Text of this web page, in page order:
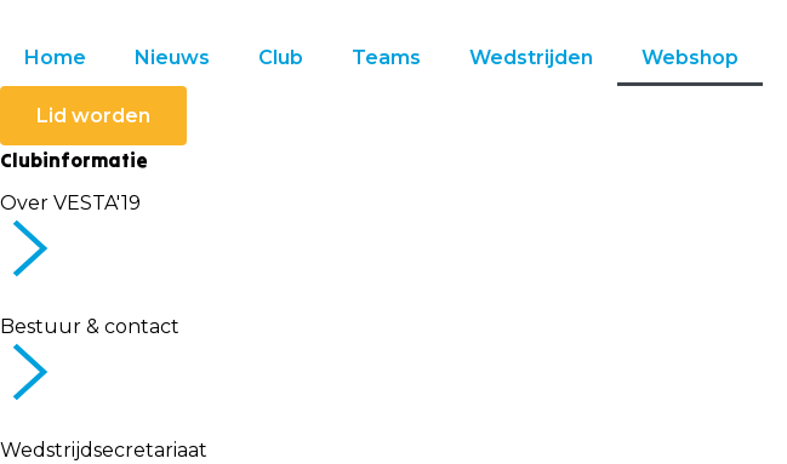
Home Nieuws Club Teams Wedstrijden Webshop
Lid worden
Clubinformatie
Over VESTA'19
Bestuur & contact
Wedstrijdsecretariaat